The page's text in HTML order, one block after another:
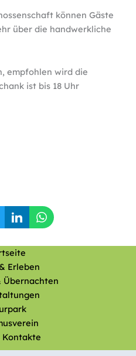
können Gäste
über die handwerkliche
empfohlen wird die
ist bis 18 Uhr
Erleben
Übernachten